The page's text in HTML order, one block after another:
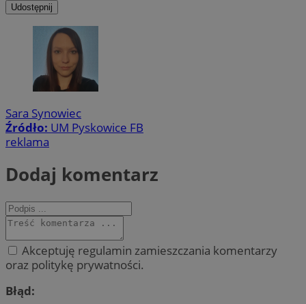
Udostępnij
Sara Synowiec
Źródło: UM Pyskowice FB
reklama
Dodaj komentarz
Akceptuję regulamin zamieszczania komentarzy
oraz politykę prywatności.
Błąd: